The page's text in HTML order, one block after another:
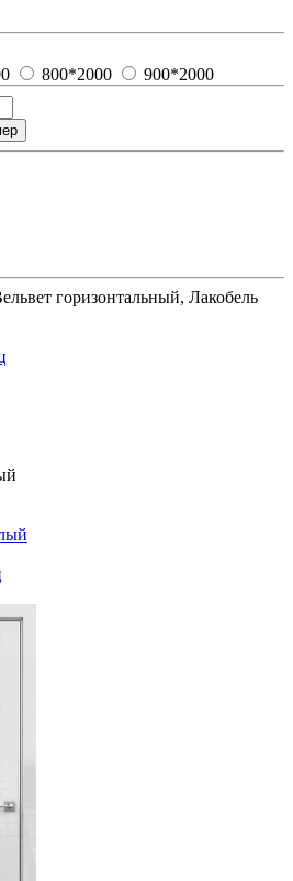
800*2000 900*2000
горизонтальный, Лакобель